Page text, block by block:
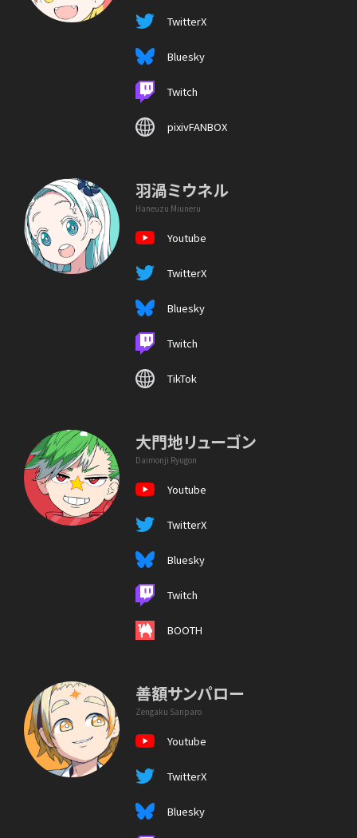
TwitterX
Bluesky
Twitch
pixivFANBOX
羽渦ミウネル
Haneuzu Miuneru
Youtube
TwitterX
Bluesky
Twitch
TikTok
大門地リューゴン
Daimonji Ryugon
Youtube
TwitterX
Bluesky
Twitch
BOOTH
善額サンパロー
Zengaku Sanparo
Youtube
TwitterX
Bluesky